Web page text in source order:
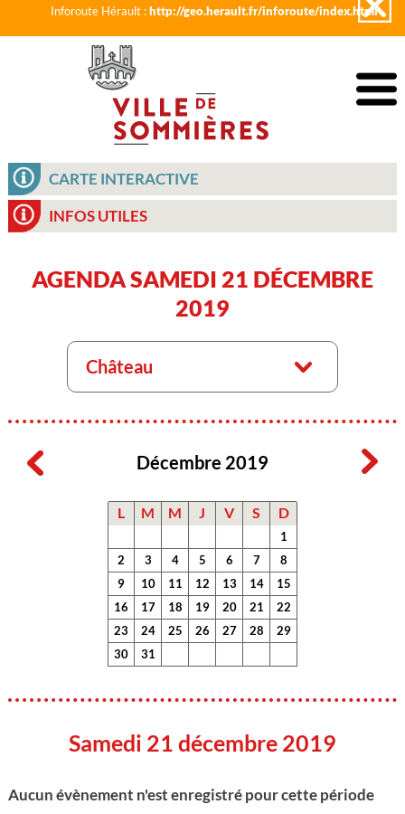
Inforoute Hérault :http://geo.herault.fr/inforoute/index.html
CARTE INTERACTIVE
INFOS UTILES
AGENDA SAMEDI 21 DÉCEMBRE
2019
Château
Décembre 2019
L M M J V S D
1
2
3 4 5 6 7
8
9
10 11 12 13 14
15
16
17 18 19 20 21
22
23
24 25 26 27 28
29
30
31
Samedi 21 décembre 2019
Aucun évènement n'est enregistré pour cette période